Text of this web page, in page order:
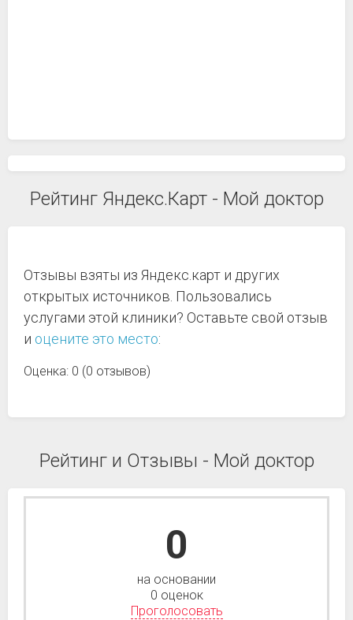
Рейтинг Яндекс.Карт - Мой доктор
Отзывы взяты из Яндекс.карт и других
открытых источников. Пользовались
услугами этой клиники? Оставьте свой отзыв
и оцените это место:
Оценка: 0 (0 отзывов)
Рейтинг и Отзывы - Мой доктор
0
на основании
0 оценок
Проголосовать